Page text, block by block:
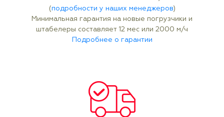
(подробности у наших менеджеров)
Минимальная гарантия на новые погрузчики и
штабелеры составляет 12 мес или 2000 м/ч
Подробнее о гарантии